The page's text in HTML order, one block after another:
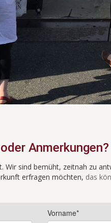
Anmerkungen?
Wir sind bemüht, zeitnah zu
erfragen möchten, das